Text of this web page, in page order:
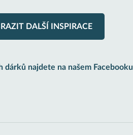
DALŠÍ INSPIRACE
dárků najdete na našem Facebooku